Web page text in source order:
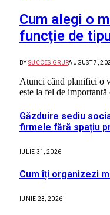
Cum alegi o
funcție de
BY SUCCES GRUPAUGUST 7,
Atunci când planifici o
este la fel de
Găzduire sediu
firmele fără spațiu
IULIE 31, 2026
Cum îți organizezi
IUNIE 23, 2026